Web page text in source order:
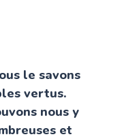
le savons
vertus.
nous y
et